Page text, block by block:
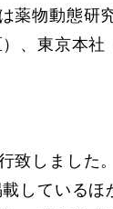
薬物動態研
、東京本社
致しました
しているほ